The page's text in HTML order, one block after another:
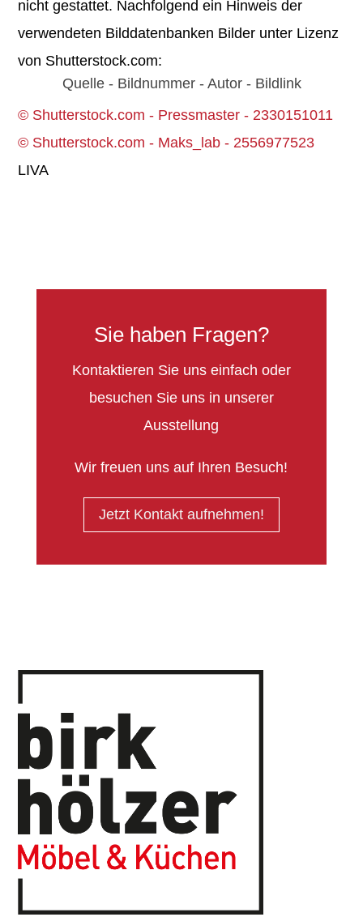
nicht gestattet. Nachfolgend ein Hinweis der
verwendeten Bilddatenbanken Bilder unter Lizenz
von Shutterstock.com:
Quelle - Bildnummer - Autor - Bildlink
© Shutterstock.com - Pressmaster - 2330151011
© Shutterstock.com - Maks_lab - 2556977523
LIVA
Sie haben Fragen?
Kontaktieren Sie uns einfach oder
besuchen Sie uns in unserer
Ausstellung
Wir freuen uns auf Ihren Besuch!
Jetzt Kontakt aufnehmen!